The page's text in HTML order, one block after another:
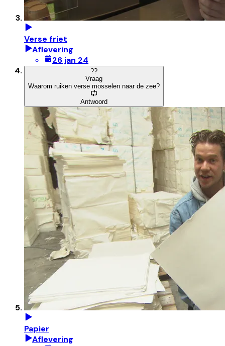
Verse friet
Aflevering
26 jan 24
??
Vraag
Waarom ruiken verse mosselen naar de zee?
Antwoord
Papier
Aflevering